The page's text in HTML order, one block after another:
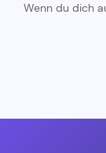
Wenn du dich